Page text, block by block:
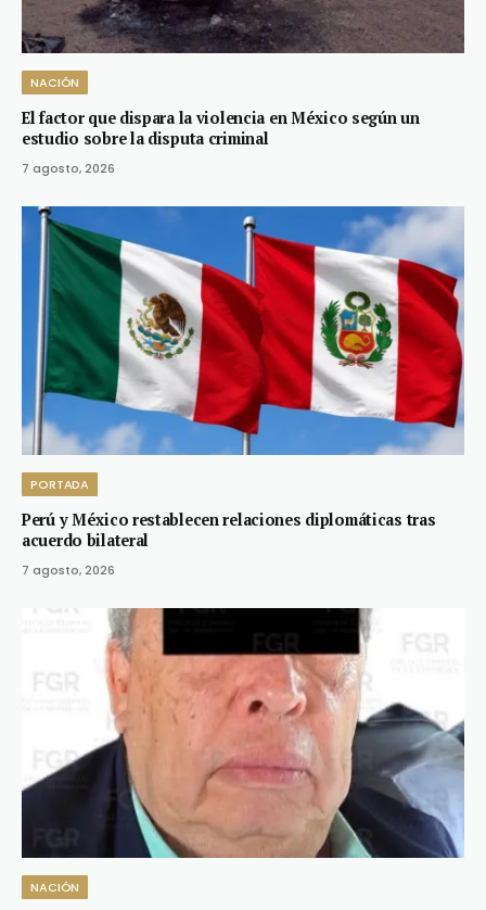
NACIÓN
El factor que dispara la violencia en México según un
estudio sobre la disputa criminal
7 agosto, 2026
PORTADA
Perú y México restablecen relaciones diplomáticas tras
acuerdo bilateral
7 agosto, 2026
NACIÓN